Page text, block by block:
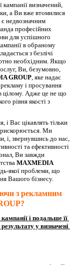
визначений,
а Ви вже втомилися
є недвозначним
професійних
для успішного
в обраному
з безлічі
необхідним. Якщо
Ви, безумовно,
GROUP , яке надає
і просування
цілому. Адже це не що
рівня якості з
і Вас цікавлять тільки
Ми
і, звернувшись до нас,
та ефективності
Ви завжди
MAXMEDIA
якої проблеми, що
Вашого бізнесу.
з рекламним
і подальше її
у визначені